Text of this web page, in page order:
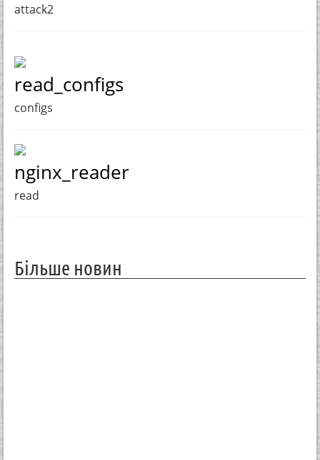
attack2
read_configs
configs
nginx_reader
read
Більше новин